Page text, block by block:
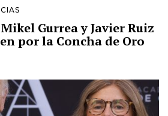
Gurrea y Javier Ruiz
por la Concha de Oro